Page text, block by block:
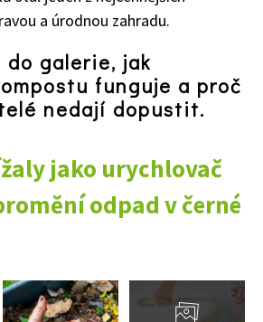
a úrodnou zahradu.
do galerie, jak
funguje a proč
nedají dopustit.
jako urychlovač
odpad v černé
do